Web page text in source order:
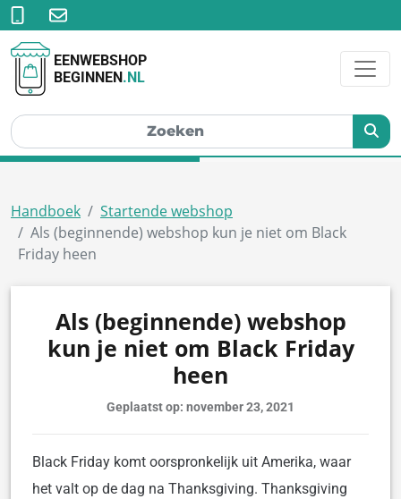
EENWEBSHOP
BEGINNEN.NL
Handboek
Startende webshop
Als (beginnende) webshop kun je niet om Black
Friday heen
Als (beginnende) webshop
kun je niet om Black Friday
heen
Geplaatst op: november 23, 2021
Black Friday komt oorspronkelijk uit Amerika, waar
het valt op de dag na Thanksgiving. Thanksgiving